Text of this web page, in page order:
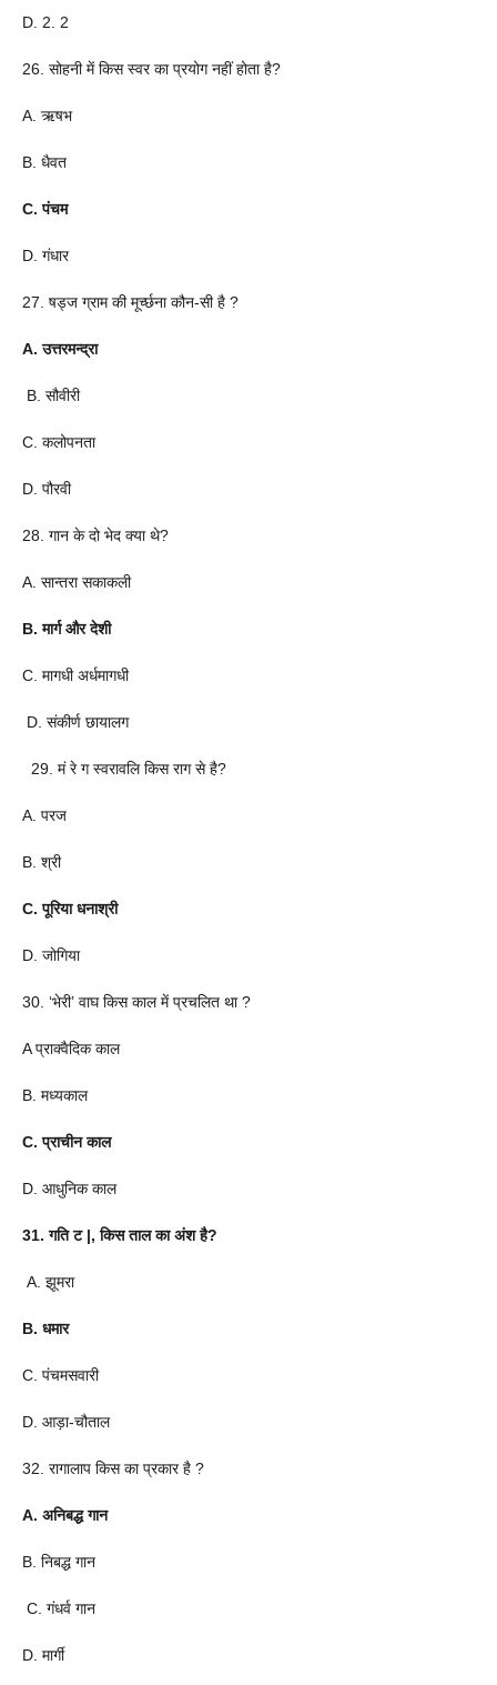
D. 2. 2
26. सोहनी में किस स्वर का प्रयोग नहीं होता है?
A. ऋषभ
B. धैवत
C. पंचम
D. गंधार
27. षड्ज ग्राम की मूर्च्छना कौन-सी है ?
A. उत्तरमन्द्रा
B. सौवीरी
C. कलोपनता
D. पौरवी
28. गान के दो भेद क्या थे?
A. सान्तरा सकाकली
B. मार्ग और देशी
C. मागधी अर्धमागधी
D. संकीर्ण छायालग
29. मं रे ग स्वरावलि किस राग से है?
A. परज
B. श्री
C. पूरिया धनाश्री
D. जोगिया
30. ‘भेरी’ वाघ किस काल में प्रचलित था ?
A प्राक्वैदिक काल
B. मध्यकाल
C. प्राचीन काल
D. आधुनिक काल
31. गति ट |, किस ताल का अंश है?
A. झूमरा
B. धमार
C. पंचमसवारी
D. आड़ा-चौताल
32. रागालाप किस का प्रकार है ?
A. अनिबद्ध गान
B. निबद्ध गान
C. गंधर्व गान
D. मार्गी